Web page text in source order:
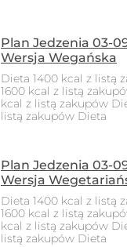
Plan Jedzenia 03-
Wersja Wegańska
Dieta 1400 kcal z listą
1600 kcal z listą
kcal z listą zakupów
listą zakupów Dieta
Plan Jedzenia 03-
Wersja
Dieta 1400 kcal z listą
1600 kcal z listą
kcal z listą zakupów
listą zakupów Dieta